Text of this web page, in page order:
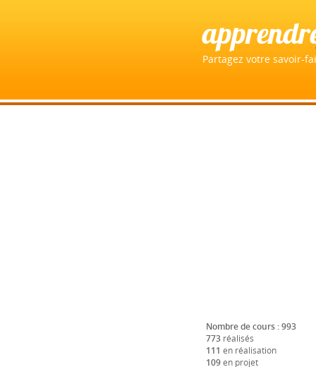
Partagez votre savoir-
Nombre de cours : 993
773 réalisés
111 en réalisation
109en projet